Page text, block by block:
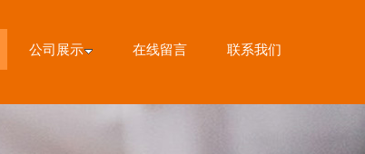
公司展示 在线留言 联系我们